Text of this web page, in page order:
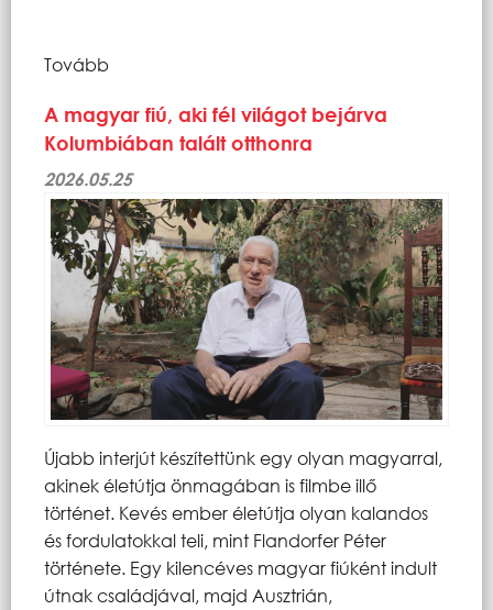
Tovább
A magyar fiú, aki fél világot bejárva
Kolumbiában talált otthonra
2026.05.25
Újabb interjút készítettünk egy olyan magyarral,
akinek életútja önmagában is filmbe illő
történet. Kevés ember életútja olyan kalandos
és fordulatokkal teli, mint Flandorfer Péter
története. Egy kilencéves magyar fiúként indult
útnak családjával, majd Ausztrián,